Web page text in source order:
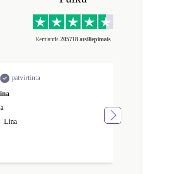
Remiantis 205718 atsiliepimais
patvirtinta
Lina